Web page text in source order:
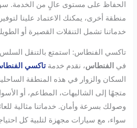
الحفاظ على مستوى عالٍ من الخدمة.
منطقة أخرى، يمكنك الاعتماد علينا
خدماتنا تشمل التنقلات القصيرة أو
تاكسي الفنطاس: استمتع بالتنقل
فيالفنطاس، نقدم خدمةتاكسي
السكان والزوار في هذه المنطقة
متجهًا إلى الشاليهات، المطاعم، أو
وصولك بسرعة وأمان. خدماتنا مثالية
سواء، مع سيارات مجهزة لتلبية كل